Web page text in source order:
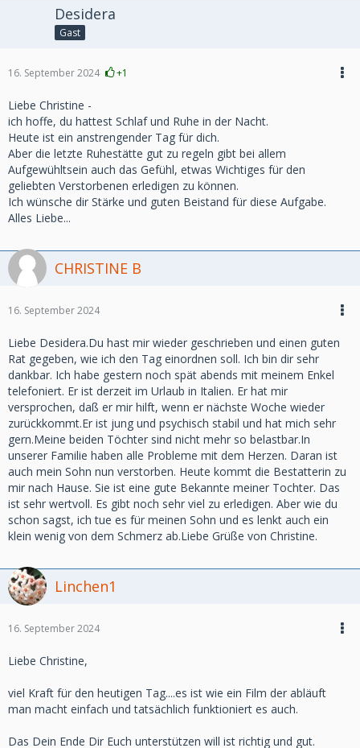
Desidera
Gast
16. September 2024 +1
Liebe Christine -
ich hoffe, du hattest Schlaf und Ruhe in der Nacht.
Heute ist ein anstrengender Tag für dich.
Aber die letzte Ruhestätte gut zu regeln gibt bei allem
Aufgewühltsein auch das Gefühl, etwas Wichtiges für den
geliebten Verstorbenen erledigen zu können.
Ich wünsche dir Stärke und guten Beistand für diese Aufgabe.
Alles Liebe...
CHRISTINE B
16. September 2024
Liebe Desidera.Du hast mir wieder geschrieben und einen guten
Rat gegeben, wie ich den Tag einordnen soll. Ich bin dir sehr
dankbar. Ich habe gestern noch spät abends mit meinem Enkel
telefoniert. Er ist derzeit im Urlaub in Italien. Er hat mir
versprochen, daß er mir hilft, wenn er nächste Woche wieder
zurückkommt.Er ist jung und psychisch stabil und hat mich sehr
gern.Meine beiden Töchter sind nicht mehr so belastbar.In
unserer Familie haben alle Probleme mit dem Herzen. Daran ist
auch mein Sohn nun verstorben. Heute kommt die Bestatterin zu
mir nach Hause. Sie ist eine gute Bekannte meiner Tochter. Das
ist sehr wertvoll. Es gibt noch sehr viel zu erledigen. Aber wie du
schon sagst, ich tue es für meinen Sohn und es lenkt auch ein
klein wenig von dem Schmerz ab.Liebe Grüße von Christine.
Linchen1
16. September 2024
Liebe Christine,
viel Kraft für den heutigen Tag....es ist wie ein Film der abläuft
man macht einfach und tatsächlich funktioniert es auch.
Das Dein Ende Dir Euch unterstützen will ist richtig und gut.